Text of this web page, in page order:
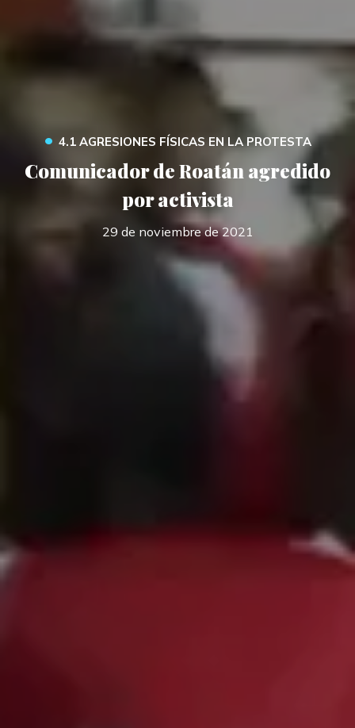
• 4.1 AGRESIONES FÍSICAS EN LA PROTESTA
Comunicador de Roatán agredido
por activista
29 de noviembre de 2021